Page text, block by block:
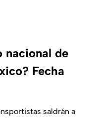
nacional de
Fecha
saldrán a